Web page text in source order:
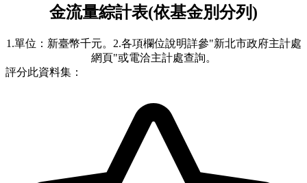
金流量綜計表(依基金別分列)
1.單位：新臺幣千元。2.各項欄位說明詳參"新北市政府主計處
網頁"或電洽主計處查詢。
評分此資料集：